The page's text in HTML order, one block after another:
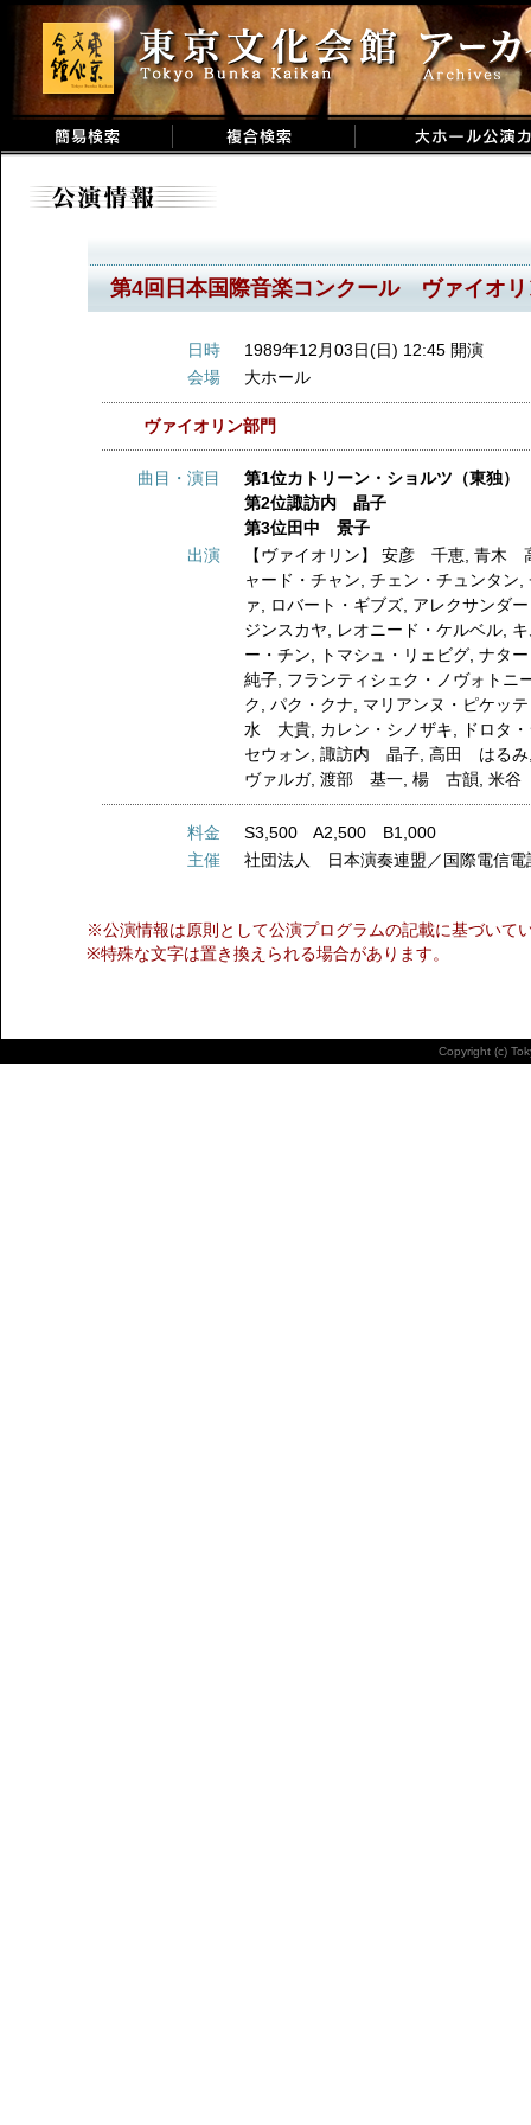
第4回日本国際音楽コンクール ヴァイオ
日時
1989年12月03日(日) 12:45 開演
会場
大ホール
ヴァイオリン部門
曲目・演目
第1位カトリーン・ショルツ（東独）
第2位諏訪内 晶子
第3位田中 景子
出演
【ヴァイオリン】安彦 千恵 ,青木
ャード・チャン ,チェン・チュンタン ,
ァ
ロバート・ギブズ アレクサンダ
ジンスカヤ
レオニード・ケルベル
ー・チン
トマシュ・リェビグ ,ナタ
純子 フランティシェク・ノヴォトニ
ク
,パク・クナ
マリアンヌ・ピケッ
水 大貴 カレン・シノザキ
ドロタ
セウォン ,諏訪内 晶子 ,高田 はるみ
ヴァルガ,渡部 基一 ,楊 古韻 ,米谷
料金
S3,500 A2,500 B1,000
主催
社団法人 日本演奏連盟／国際電信
※公演情報は原則として公演プログラムの記載に基づいて
※特殊な文字は置き換えられる場合があります。
Copyright (c)